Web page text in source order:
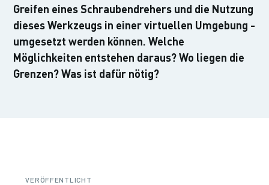
Greifen eines Schraubendrehers und die Nutzung
dieses Werkzeugs in einer virtuellen Umgebung -
umgesetzt werden können. Welche
Möglichkeiten entstehen daraus? Wo liegen die
Grenzen? Was ist dafür nötig?
VERÖFFENTLICHT